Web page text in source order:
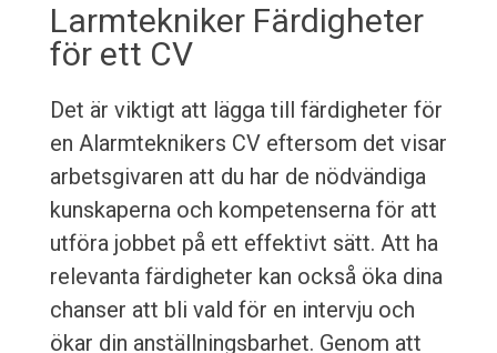
Larmtekniker Färdigheter
för ett CV
Det är viktigt att lägga till färdigheter för
en Alarmteknikers CV eftersom det visar
arbetsgivaren att du har de nödvändiga
kunskaperna och kompetenserna för att
utföra jobbet på ett effektivt sätt. Att ha
relevanta färdigheter kan också öka dina
chanser att bli vald för en intervju och
ökar din anställningsbarhet. Genom att